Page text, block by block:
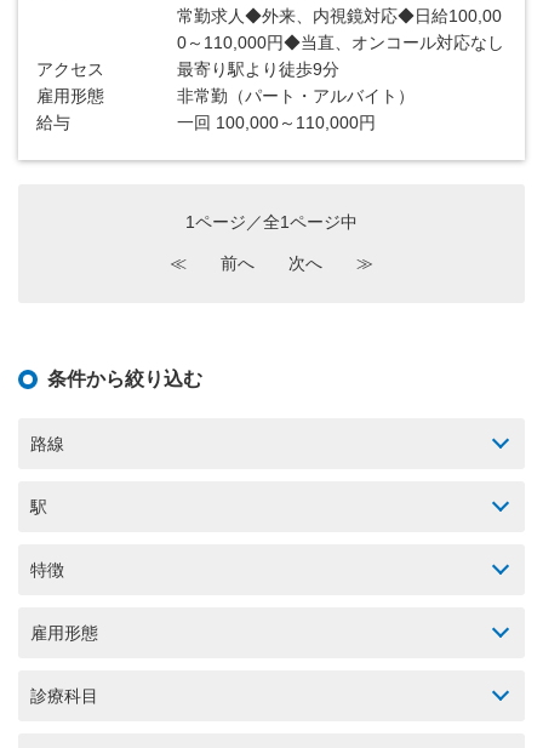
常勤求人◆外来、内視鏡対応◆日給100,00
0～110,000円◆当直、オンコール対応なし
アクセス
最寄り駅より徒歩9分
雇用形態
非常勤（パート・アルバイト）
給与
一回 100,000～110,000円
1ページ／全1ページ中
≪ 前へ 次へ ≫
条件から絞り込む
路線
駅
特徴
雇用形態
診療科目